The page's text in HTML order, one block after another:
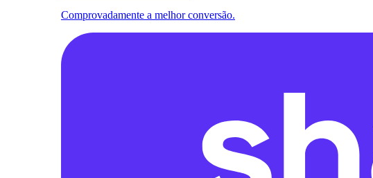
Comprovadamente a melhor conversão.